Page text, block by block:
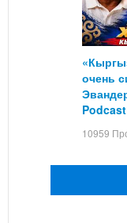
очень
Podcast
10959